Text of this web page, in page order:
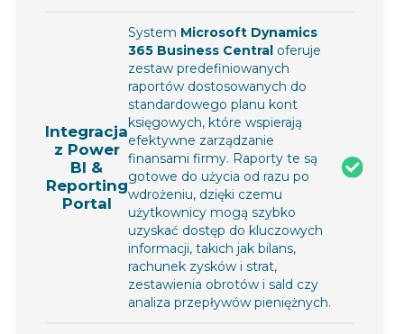
Integracja
z Power
BI &
Reporting
Portal
System Microsoft Dynamics
365 Business Central oferuje
zestaw predefiniowanych
raportów dostosowanych do
standardowego planu kont
księgowych, które wspierają
efektywne zarządzanie
finansami firmy. Raporty te są
gotowe do użycia od razu po
wdrożeniu, dzięki czemu
użytkownicy mogą szybko
uzyskać dostęp do kluczowych
informacji, takich jak bilans,
rachunek zysków i strat,
zestawienia obrotów i sald czy
analiza przepływów pieniężnych.